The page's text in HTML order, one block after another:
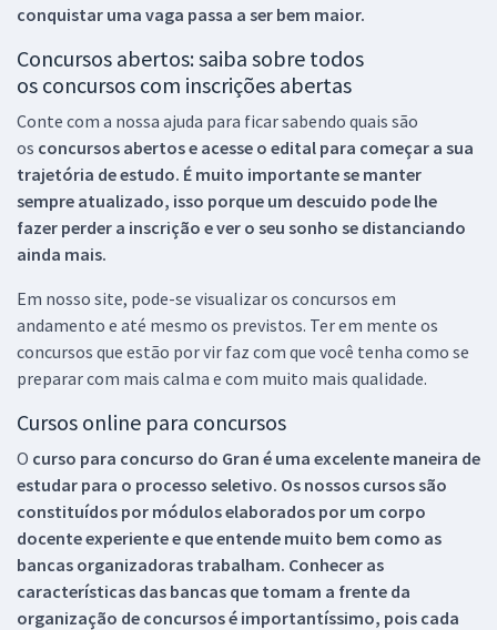
conquistar uma vaga passa a ser bem maior.
Concursos abertos: saiba sobre todos
os concursos com inscrições abertas
Conte com a nossa ajuda para ficar sabendo quais são
os concursos abertos e acesse o edital para começar a sua
trajetória de estudo. É muito importante se manter
sempre atualizado, isso porque um descuido pode lhe
fazer perder a inscrição e ver o seu sonho se distanciando
ainda mais.
Em nosso site, pode-se visualizar os concursos em
andamento e até mesmo os previstos. Ter em mente os
concursos que estão por vir faz com que você tenha como se
preparar com mais calma e com muito mais qualidade.
Cursos online para concursos
O curso para concurso do Gran é uma excelente maneira de
estudar para o processo seletivo. Os nossos cursos são
constituídos por módulos elaborados por um corpo
docente experiente e que entende muito bem como as
bancas organizadoras trabalham. Conhecer as
características das bancas que tomam a frente da
organização de concursos é importantíssimo, pois cada